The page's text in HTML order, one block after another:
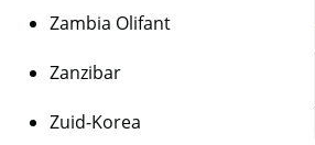
Zambia Olifant
Zanzibar
Zuid-Korea